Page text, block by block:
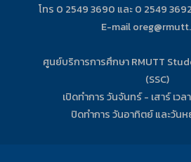
โทร 0 2549 3690 และ 0 2549
E-mail
ศูนย์บริการการศึกษา RMUTT
(SSC)
เปิดทำการ วันจันทร์ - เสาร์ เว
ปิดทำการ วันอาทิตย์ และวัน